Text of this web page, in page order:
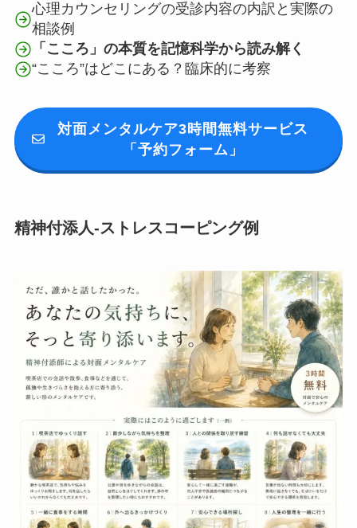
心理カウンセリングの受診内容の内訳と実際の
相談例
「こころ」の本質を記憶科学から読み解く
“こころ”はどこにある？臨床的に考察
対面メンタルケア3時間無料サービス
「予約フォーム」
精神付添人-ストレスコーピング例